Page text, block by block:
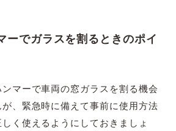
ーでガラスを割るときのポイ
マーで車両の窓ガラスを割る機会
、緊急時に備えて事前に使用方法
く使えるようにしておきましょ